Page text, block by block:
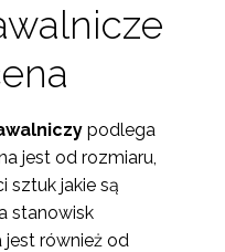
podlega
jest od rozmiaru,
sztuk jakie są
stanowisk
jest również od